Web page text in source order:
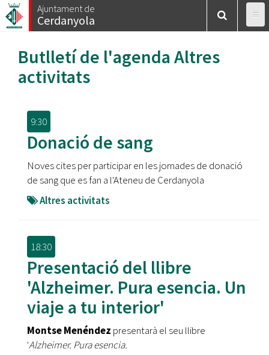
Vés
al
Ajuntament de
Cerdanyola
Butlletí de l'agenda Altres
activitats
9:30
Donació de sang
Noves cites per participar en les jornades de donació
de sang que es fan a l'Ateneu de Cerdanyola
Altres activitats
18:30
Presentació del llibre
'Alzheimer. Pura esencia. Un
viaje a tu interior'
Montse Menéndez presentarà el seu llibre
'Alzheimer. Pura esencia.